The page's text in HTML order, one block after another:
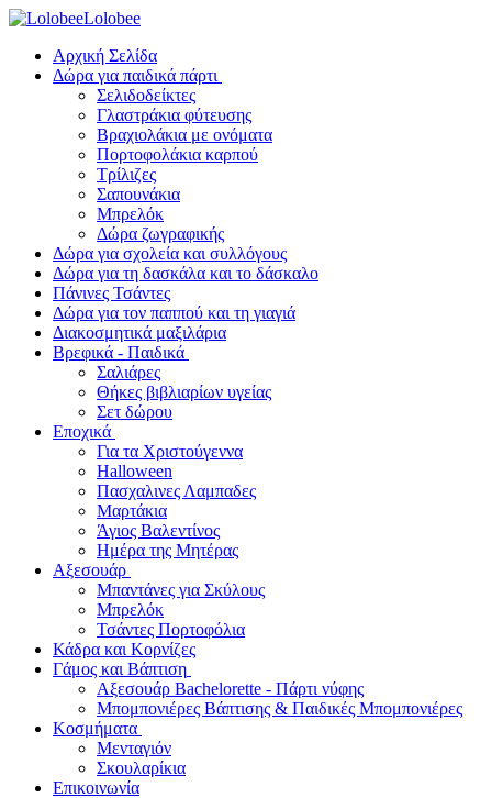
Lolobee
Αρχική Σελίδα
Δώρα για παιδικά πάρτι
Σελιδοδείκτες
Γλαστράκια φύτευσης
Βραχιολάκια με ονόματα
Πορτοφολάκια καρπού
Τρίλιζες
Σαπουνάκια
Μπρελόκ
Δώρα ζωγραφικής
Δώρα για σχολεία και συλλόγους
Δώρα για τη δασκάλα και το δάσκαλο
Πάνινες Τσάντες
Δώρα για τον παππού και τη γιαγιά
Διακοσμητικά μαξιλάρια
Βρεφικά - Παιδικά
Σαλιάρες
Θήκες βιβλιαρίων υγείας
Σετ δώρου
Εποχικά
Για τα Χριστούγεννα
Halloween
Πασχαλινες Λαμπαδες
Μαρτάκια
Άγιος Βαλεντίνος
Ημέρα της Μητέρας
Αξεσουάρ
Μπαντάνες για Σκύλους
Μπρελόκ
Τσάντες Πορτοφόλια
Κάδρα και Κορνίζες
Γάμος και Βάπτιση
Αξεσουάρ Bachelorette - Πάρτι νύφης
Μπομπονιέρες Βάπτισης & Παιδικές Μπομπονιέρες
Κοσμήματα
Μενταγιόν
Σκουλαρίκια
Επικοινωνία